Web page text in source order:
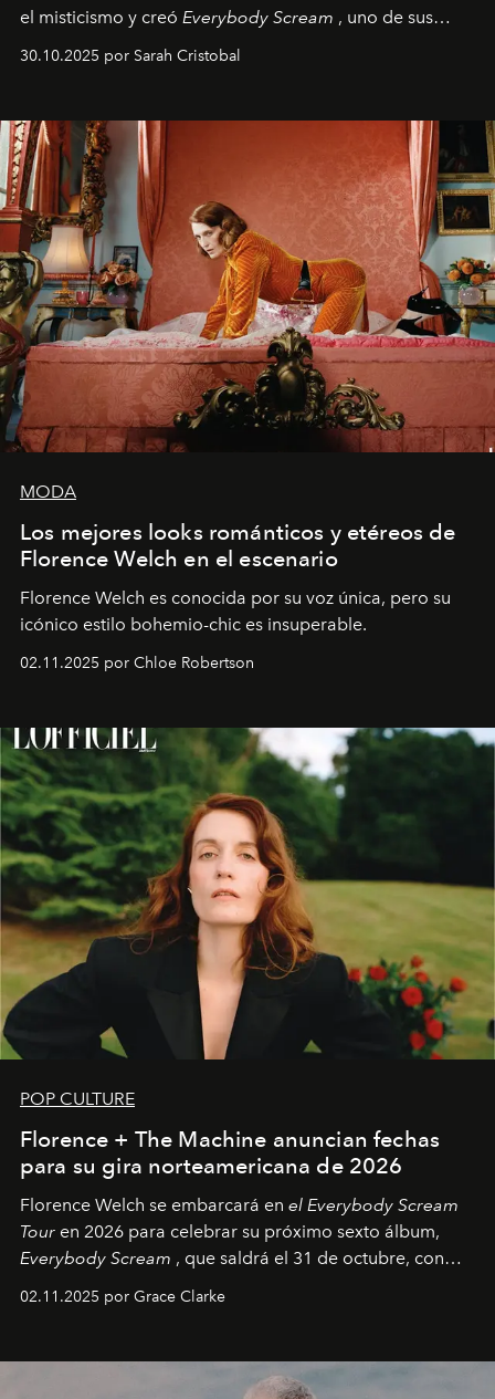
el misticismo y creó Everybody Scream , uno de sus
álbumes más profundos hasta la fecha.
30.10.2025 por Sarah Cristobal
MODA
Los mejores looks románticos y etéreos de
Florence Welch en el escenario
Florence Welch es conocida por su voz única, pero su
icónico estilo bohemio-chic es insuperable.
02.11.2025 por Chloe Robertson
POP CULTURE
Florence + The Machine anuncian fechas
para su gira norteamericana de 2026
Florence Welch se embarcará en el Everybody Scream
Tour en 2026 para celebrar su próximo sexto álbum,
Everybody Scream , que saldrá el 31 de octubre, con
fechas en Norteamérica a partir de abril del próximo
02.11.2025 por Grace Clarke